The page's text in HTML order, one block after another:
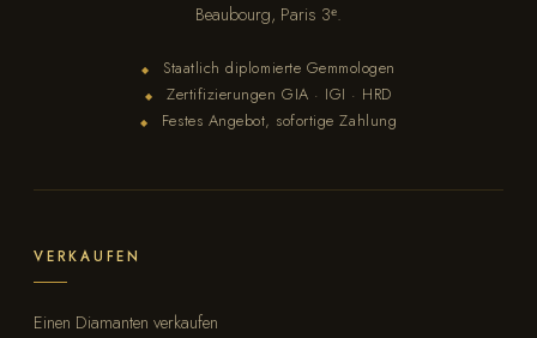
Beaubourg, Paris 3ᵉ.
◆ Staatlich diplomierte Gemmologen
◆ Zertifizierungen GIA · IGI · HRD
◆ Festes Angebot, sofortige Zahlung
VERKAUFEN
Einen Diamanten verkaufen